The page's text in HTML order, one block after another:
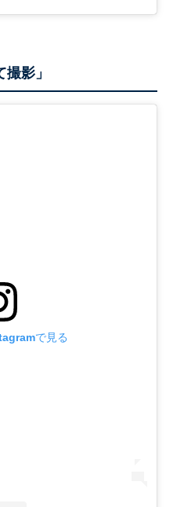
影」
で見る